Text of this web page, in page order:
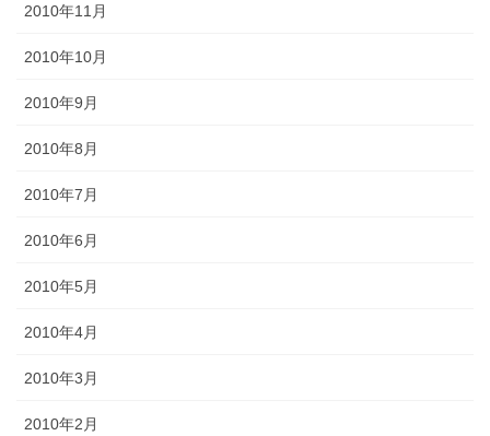
2010年11月
2010年10月
2010年9月
2010年8月
2010年7月
2010年6月
2010年5月
2010年4月
2010年3月
2010年2月